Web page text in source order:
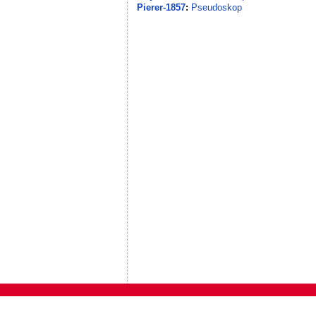
Pierer-1857: Pseudoskop